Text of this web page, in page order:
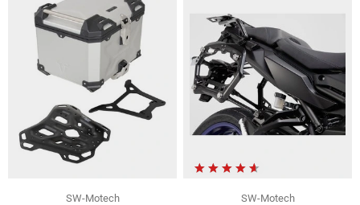
SW-Motech
SW-Motech